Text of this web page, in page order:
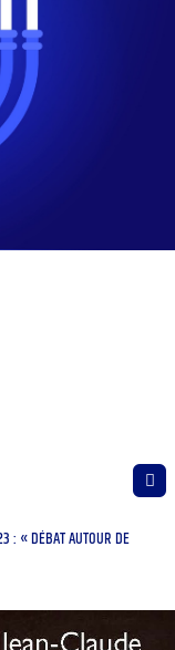
: « DÉBAT AUTOUR DE